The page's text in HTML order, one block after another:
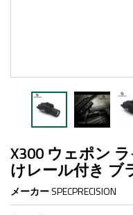
X300 ウェポン
けレール付き ブ
メーカーSPECPRECISION